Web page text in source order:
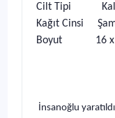
Cilt Tipi
Kağıt Cinsi
Boyut 16 x
İnsanoğlu